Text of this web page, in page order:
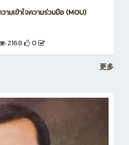
มเข้าใจความร่วมมือ (MOU)
2168 0
更多